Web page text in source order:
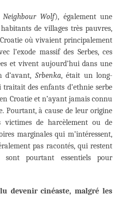
Neighbour Wolf), également une
de villages très pauvres,
où vivaient principalement
l’exode massif des Serbes, ces
et vivent aujourd’hui dans une
d’avant, Srbenka, était un long-
des enfants d’ethnie serbe
Croatie et n’ayant jamais connu
Pourtant, à cause de leur origine
victimes de harcèlement ou de
marginales qui m’intéressent,
pas racontés, qui restent
pourtant essentiels pour
devenir cinéaste, malgré les